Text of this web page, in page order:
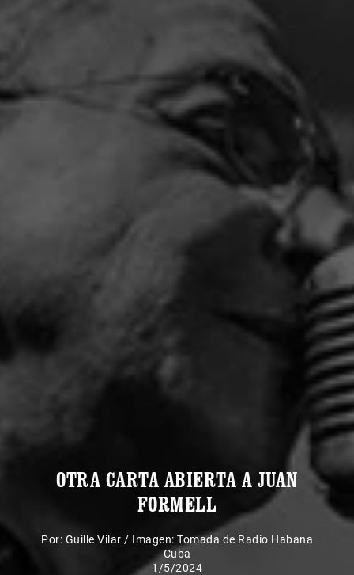
OTRA CARTA ABIERTA A JUAN
FORMELL
Por: Guille Vilar / Imagen: Tomada de Radio Habana
Cuba
1/5/2024